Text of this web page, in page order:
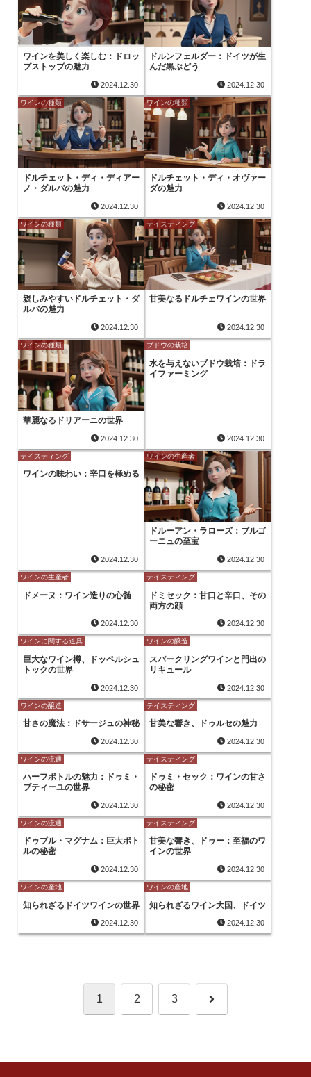
ワインを美しく楽しむ：ドロッ
プストップの魅力
2024.12.30
ドルンフェルダー：ドイツが生
んだ黒ぶどう
2024.12.30
ワインの種類
ドルチェット・ディ・ディアー
ノ・ダルバの魅力
2024.12.30
ワインの種類
ドルチェット・ディ・オヴァー
ダの魅力
2024.12.30
ワインの種類
親しみやすいドルチェット・ダ
ルバの魅力
2024.12.30
テイスティング
甘美なるドルチェワインの世界
2024.12.30
ワインの種類
華麗なるドリアーニの世界
2024.12.30
ブドウの栽培
水を与えないブドウ栽培：ドラ
イファーミング
2024.12.30
テイスティング
ワインの味わい：辛口を極める
2024.12.30
ワインの生産者
ドルーアン・ラローズ：ブルゴ
ーニュの至宝
2024.12.30
ワインの生産者
ドメーヌ：ワイン造りの心髄
2024.12.30
テイスティング
ドミセック：甘口と辛口、その
両方の顔
2024.12.30
ワインに関する道具
巨大なワイン樽、ドッペルシュ
トックの世界
2024.12.30
ワインの醸造
スパークリングワインと門出の
リキュール
2024.12.30
ワインの醸造
甘さの魔法：ドサージュの神秘
2024.12.30
テイスティング
甘美な響き、ドゥルセの魅力
2024.12.30
ワインの流通
ハーフボトルの魅力：ドゥミ・
ブティーユの世界
2024.12.30
テイスティング
ドゥミ・セック：ワインの甘さ
の秘密
2024.12.30
ワインの流通
ドゥブル・マグナム：巨大ボト
ルの秘密
2024.12.30
テイスティング
甘美な響き、ドゥー：至福のワ
インの世界
2024.12.30
ワインの産地
知られざるドイツワインの世界
2024.12.30
ワインの産地
知られざるワイン大国、ドイツ
2024.12.30
1 2 3 次